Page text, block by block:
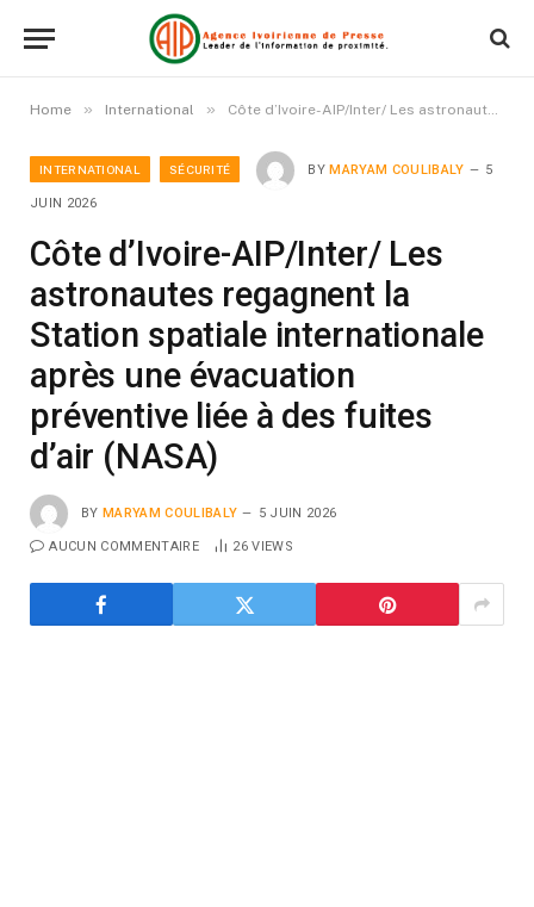
Home » International » Côte d’Ivoire-AIP/Inter/ Les astronautes regagnent la Station spatiale internationale après une évacuation préventive liée à des fuites d’air (NASA)
INTERNATIONAL SÉCURITÉ BY MARYAM COULIBALY 5
JUIN 2026
Côte d’Ivoire-AIP/Inter/ Les
astronautes regagnent la
Station spatiale internationale
après une évacuation
préventive liée à des fuites
d’air (NASA)
BY MARYAM COULIBALY 5 JUIN 2026
AUCUN COMMENTAIRE 26VIEWS